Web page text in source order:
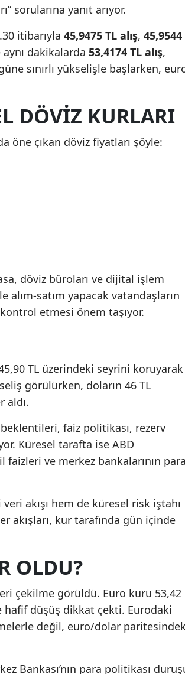
sorularına yanıt arıyor.
itibarıyla 45,9475 TL alış, 45,9544
dakikalarda 53,4174 TL alış,
sınırlı yükselişle başlarken,
DÖVIZ KURLARI
öne çıkan döviz fiyatları şöyle:
döviz büroları ve dijital işlem
alım-satım yapacak vatandaşların
etmesi önem taşıyor.
TL üzerindeki seyrini koruyarak
görülürken, doların 46 TL
aldı.
faiz politikası, rezerv
Küresel tarafta ise ABD
ve merkez bankalarının
akışı hem de küresel risk iştahı
akışları, kur tarafında gün içinde
OLDU?
çekilme görüldü. Euro kuru 53,42
hafif düşüş dikkat çekti. Eurodaki
değil, euro/dolar
Bankası’nın para politikası